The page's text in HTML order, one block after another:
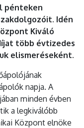
pénteken
Idén
Kiváló
több évtizedes
elismeréseként.
napja. A
minden évben
a legkiválóbb
Központ elnöke